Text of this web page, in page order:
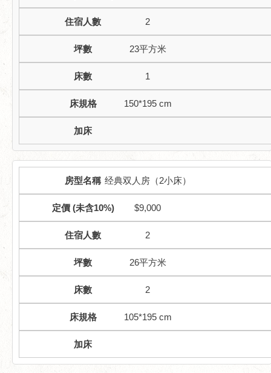
2
23平方米
1
150*195 cm
经典双人房（2小床）
$9,000
2
26平方米
2
105*195 cm